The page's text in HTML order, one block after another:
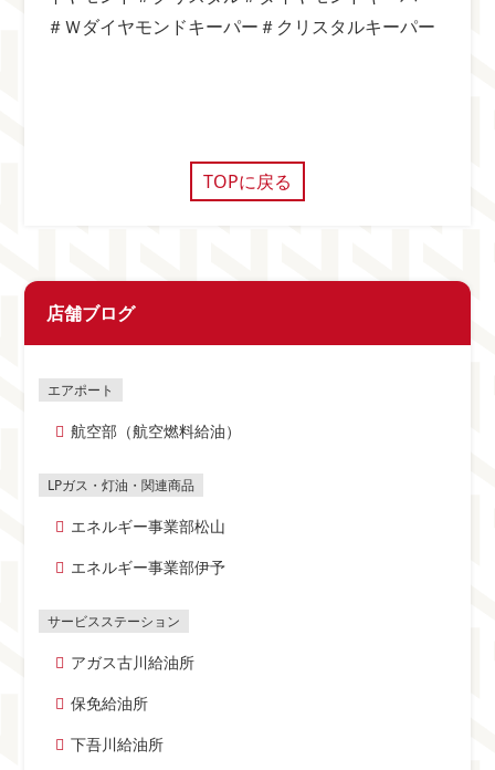
店舗ブログ
航空部（航空燃料給油）
エネルギー事業部松山
エネルギー事業部伊予
アガス古川給油所
保免給油所
下吾川給油所
＃Ｗダイヤモンドキーパー＃クリスタルキーパー
TOPに戻る